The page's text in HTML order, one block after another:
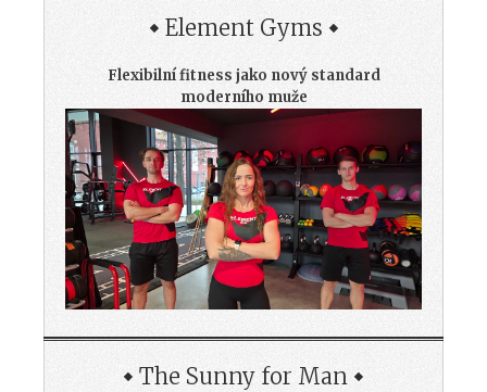
Element Gyms
Flexibilní fitness jako nový standard
moderního muže
The Sunny for Man